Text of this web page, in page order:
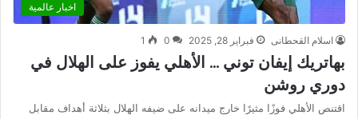
اخبار عالمية
اسلام القحطانى فبراير 28, 2025 0
1
بهاتريك إيفان توني … الأهلي يفوز على الهلال في
دوري روشن
اقتنص الأهلي فوزًا مثيرًا خارج ميدانه على ضيفه الهلال بثلاثة أهداف مقابل